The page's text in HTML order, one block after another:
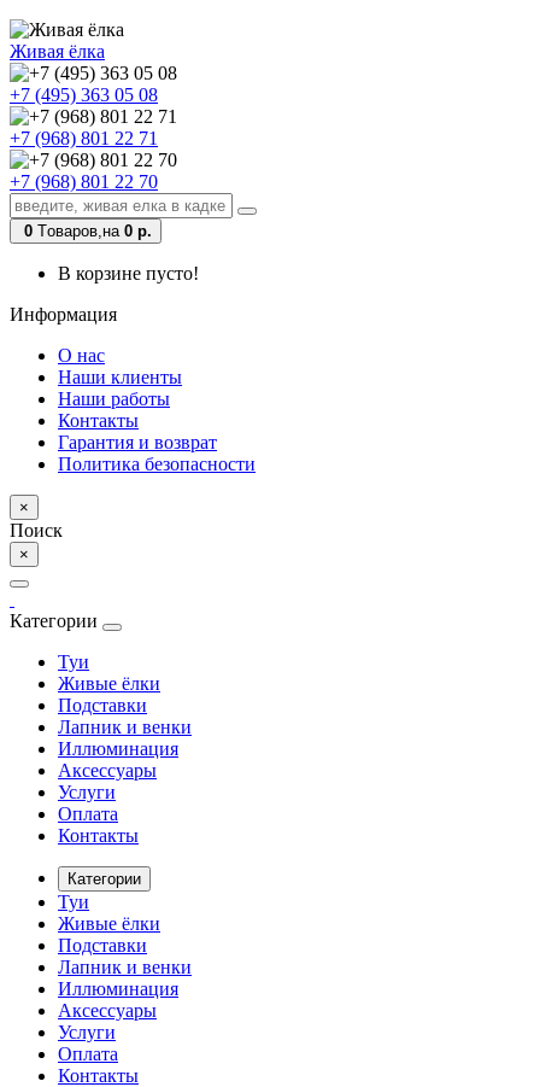
Живая ёлка
+7 (495) 363 05 08
+7 (968) 801 22 71
+7 (968) 801 22 70
0 Tоваров,на 0 р.
В корзине пусто!
Информация
О нас
Наши клиенты
Наши работы
Контакты
Гарантия и возврат
Политика безопасности
×
Поиск
×
Категории
Туи
Живые ёлки
Подставки
Лапник и венки
Иллюминация
Аксессуары
Услуги
Оплата
Контакты
Категории
Туи
Живые ёлки
Подставки
Лапник и венки
Иллюминация
Аксессуары
Услуги
Оплата
Контакты